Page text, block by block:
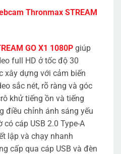
Thronmax STREAM
GO X1 1080P giúp
full HD ở tốc độ 30
xây dựng với cảm biến
sắc nét, rõ ràng và góc
khử tiếng ồn và tiếng
điều chỉnh ánh sáng yếu
có cáp USB 2.0 Type-A
lập và chạy nhanh
cấp qua cáp USB và đèn